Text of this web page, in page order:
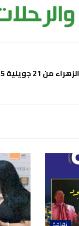
الدورة
ثقافة